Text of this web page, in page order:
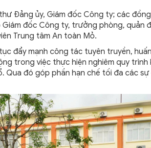
ủy, Giám đốc Công ty; các đồng
đốc Công ty, trưởng phòng, quản
Trung tâm An toàn Mỏ.
mạnh công tác tuyên truyền,
trong việc thực hiện nghiêm quy trình
Qua đó góp phần hạn chế tối đa các